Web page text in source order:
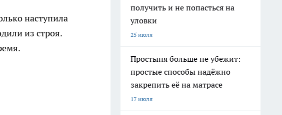
наступила
из строя.
получить и не попасться на
уловки
25 июля
Простыня больше не убежит:
простые способы надёжно
закрепить её на матрасе
17 июля